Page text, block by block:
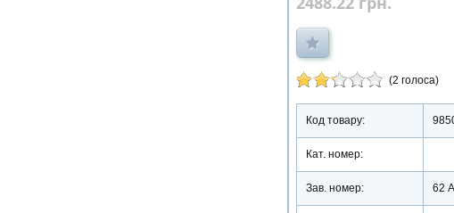
(2 голоса)
Код товару:
Кат. номер:
Зав. номер: 62